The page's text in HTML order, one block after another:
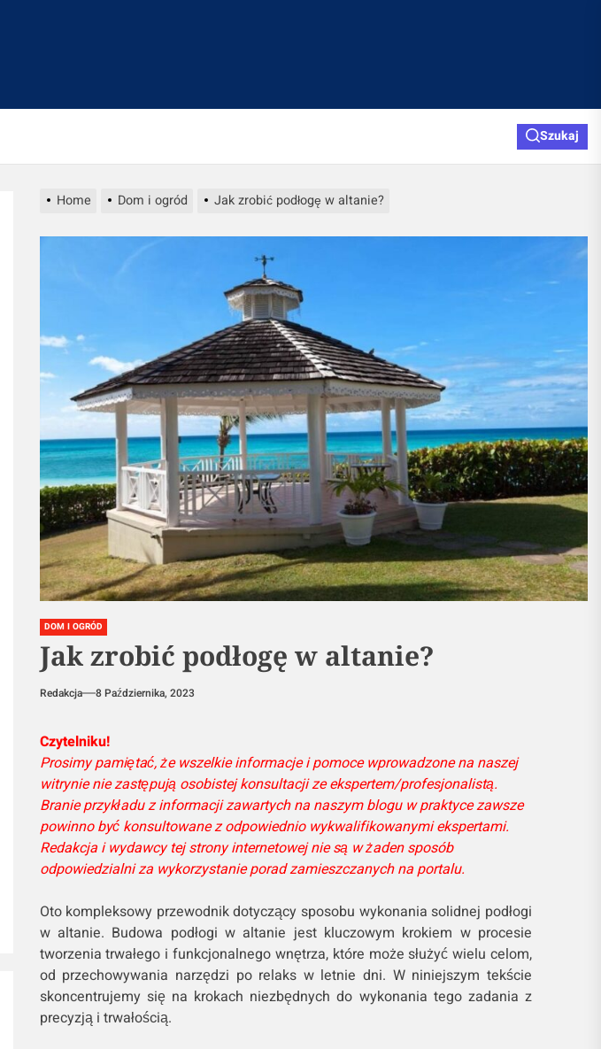
Szukaj
Home Dom i ogród Jak zrobić podłogę w altanie?
DOM I OGRÓD
Jak zrobić podłogę w altanie?
Redakcja 8 Października, 2023
Czytelniku!
Prosimy pamiętać, że wszelkie informacje i pomoce wprowadzone na naszej
witrynie nie zastępują osobistej konsultacji ze ekspertem/profesjonalistą.
Branie przykładu z informacji zawartych na naszym blogu w praktyce zawsze
powinno być konsultowane z odpowiednio wykwalifikowanymi ekspertami.
Redakcja i wydawcy tej strony internetowej nie są w żaden sposób
odpowiedzialni za wykorzystanie porad zamieszczanych na portalu.
Oto kompleksowy przewodnik dotyczący sposobu wykonania solidnej podłogi
w altanie. Budowa podłogi w altanie jest kluczowym krokiem w procesie
tworzenia trwałego i funkcjonalnego wnętrza, które może służyć wielu celom,
od przechowywania narzędzi po relaks w letnie dni. W niniejszym tekście
skoncentrujemy się na krokach niezbędnych do wykonania tego zadania z
precyzją i trwałością.